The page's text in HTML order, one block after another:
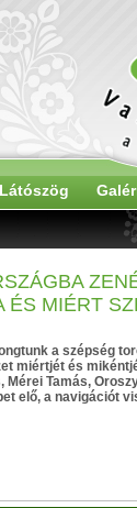
Látószög
MIÉRT
a szépség
miértjét és
Mérei Tamás,
elő, a navigációt